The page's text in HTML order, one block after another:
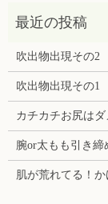
吹出物出現その2
吹出物出現その1
カチカチお尻はダ
腕or太もも引き締
肌が荒れてる！か